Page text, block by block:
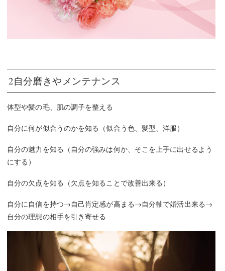
2自分磨きやメンテナンス
体型や髪の毛、肌の調子を整える
自分に何が似合うのかを知る（似合う色、髪型、洋服）
自分の魅力を知る（自分の強みは何か、そこを上手に出せるよう
にする）
自分の欠点を知る（欠点を知ることで改善出来る）
自分に自信を持つ→自己肯定感が高まる→自分軸で婚活出来る→
自分の理想の相手を引き寄せる